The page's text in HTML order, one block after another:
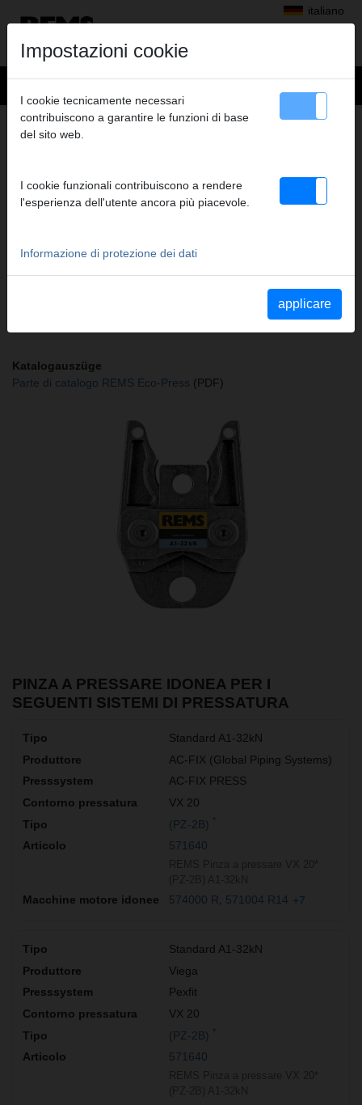
italiano
Prodotti>Pressatura radiale>Pinze a pressare/anelli a pressare REMS
> REMS Pinza a pressare VX 20*
(PZ-2B) A1-32KN
Istruzioni di sicurezza PP/AP/PI/PP E01/Tagliacavo
Katalogauszüge
Parte di catalogo REMS Eco-Press (PDF)
PINZA A PRESSARE IDONEA PER I
SEGUENTI SISTEMI DI PRESSATURA
Standard A1-32kN
AC-FIX (Global Piping Systems)
AC-FIX PRESS
VX 20
(PZ-2B)
571640
574000 R 571004 R14 +7
Standard A1-32kN
Viega
Pexfit
VX 20
(PZ-2B)
571640
Impostazioni cookie
I cookie tecnicamente necessari
contribuiscono a garantire le funzioni di base
del sito web.
I cookie funzionali contribuiscono a rendere
l'esperienza dell'utente ancora più piacevole.
Informazione di protezione dei dati
applicare